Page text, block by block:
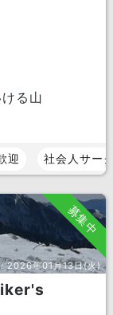
る山
迎 社会人サー
募集中
2026年01月13日(火)